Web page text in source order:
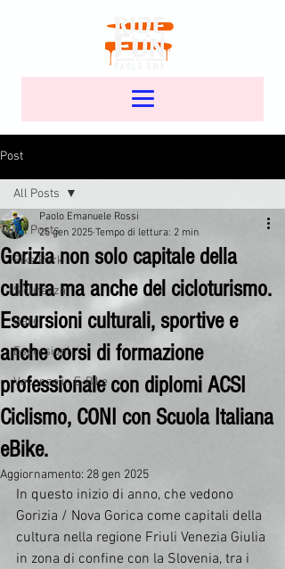
Post
All Posts
Bike Park
Sicurezza
Gare
Escursioni
Vacanze in E-Bike
All Posts
Gorizia non solo capitale della
cultura ma anche del cicloturismo.
Escursioni culturali, sportive e
anche corsi di formazione
professionale con diplomi ACSI
Ciclismo, CONI con Scuola Italiana
eBike.
Paolo Emanuele Rossi
25 gen 2025 Tempo di lettura: 2 min
Aggiornamento: 28 gen 2025
In questo inizio di anno, che vedono
Gorizia / Nova Gorica come capitali della
cultura nella regione Friuli Venezia Giulia
in zona di confine con la Slovenia, tra i